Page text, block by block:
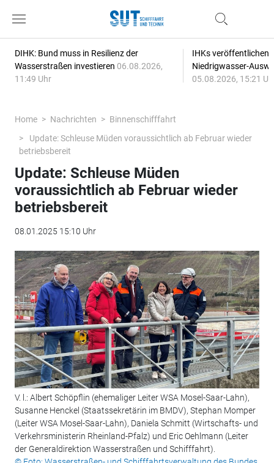
DIHK: Bund muss in Resilienz der
Wasserstraßen investieren 06.08.2026,
11:49 Uhr
IHKs veröffentlichen
Niedrigwasser-
05.08.2026, 15:21
Home Nachrichten
Binnenschifffahrt
Update: Schleuse Müden voraussichtlich ab Februar wieder
betriebsbereit
Update: Schleuse Müden
voraussichtlich ab Februar wieder
betriebsbereit
08.01.2025 15:10 Uhr
V. l.: Albert Schöpflin (ehemaliger Leiter WSA Mosel-Saar-Lahn),
Susanne Henckel (Staatssekretärin im BMDV), Stephan Momper
(Leiter WSA Mosel-Saar-Lahn), Daniela Schmitt (Wirtschafts- und
Verkehrsministerin Rheinland-Pfalz) und Eric Oehlmann (Leiter
der Generaldirektion Wasserstraßen und Schifffahrt).